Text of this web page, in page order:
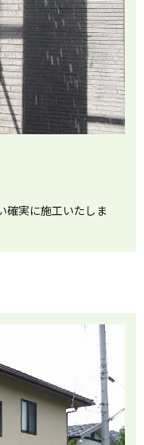
確実に施工いたしま